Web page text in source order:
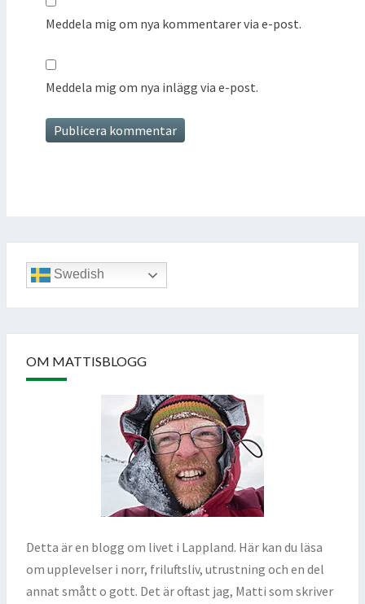
Meddela mig om nya kommentarer via e-post.
Meddela mig om nya inlägg via e-post.
Swedish
OM MATTISBLOGG
Detta är en blogg om livet i Lappland. Här kan du läsa
om upplevelser i norr, friluftsliv, utrustning och en del
annat smått o gott. Det är oftast jag, Matti som skriver